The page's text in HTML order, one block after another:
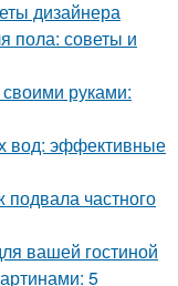
дизайнера
пола: советы и
руками:
вод: эффективные
подвала частного
вашей гостиной
5